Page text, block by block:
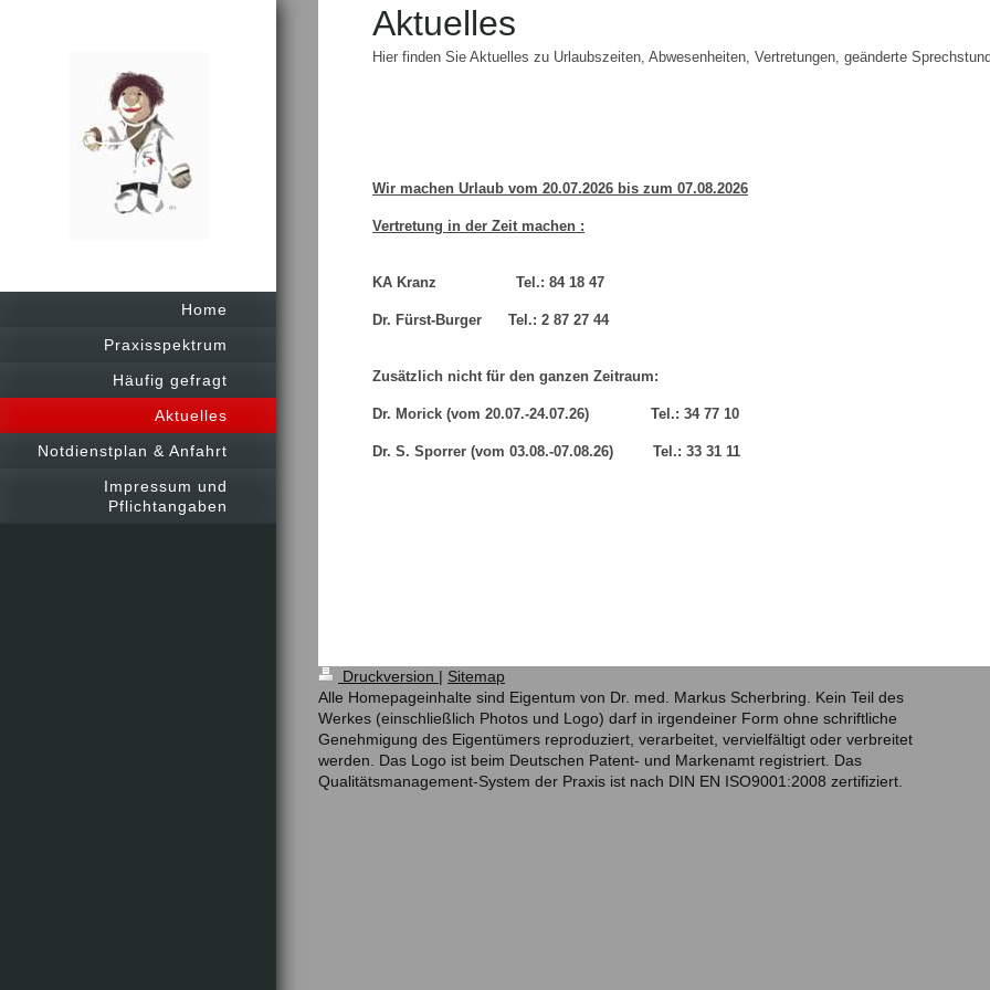
Home
Praxisspektrum
Häufig gefragt
Aktuelles
Notdienstplan & Anfahrt
Impressum und
Pflichtangaben
Aktuelles
Hier finden Sie Aktuelles zu Urlaubszeiten, Abwesenheiten, Vertretungen, geänderte
Wir machen Urlaub vom 20.07.2026 bis zum 07.08.2026
Vertretung in der Zeit machen :
KA Kranz Tel.: 84 18 47
Dr. Fürst-Burger Tel.: 2 87 27 44
Zusätzlich nicht für den ganzen Zeitraum:
Dr. Morick (vom 20.07.-24.07.26) Tel.: 34 77 10
Dr. S. Sporrer (vom 03.08.-07.08.26) Tel.: 33 31 11
Druckversion | Sitemap
Alle Homepageinhalte sind Eigentum von Dr. med. Markus Scherbring. Kein Teil des
Werkes (einschließlich Photos und Logo) darf in irgendeiner Form ohne schriftliche
Genehmigung des Eigentümers reproduziert, verarbeitet, vervielfältigt oder verbreitet
werden. Das Logo ist beim Deutschen Patent- und Markenamt registriert. Das
Qualitätsmanagement-System der Praxis ist nach DIN EN ISO9001:2008 zertifiziert.